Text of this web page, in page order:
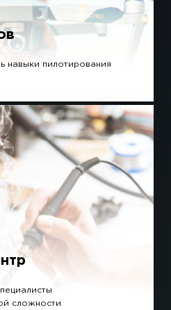
навыки пилотирования
сложности